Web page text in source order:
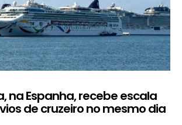
na Espanha, recebe escala
de cruzeiro no mesmo dia